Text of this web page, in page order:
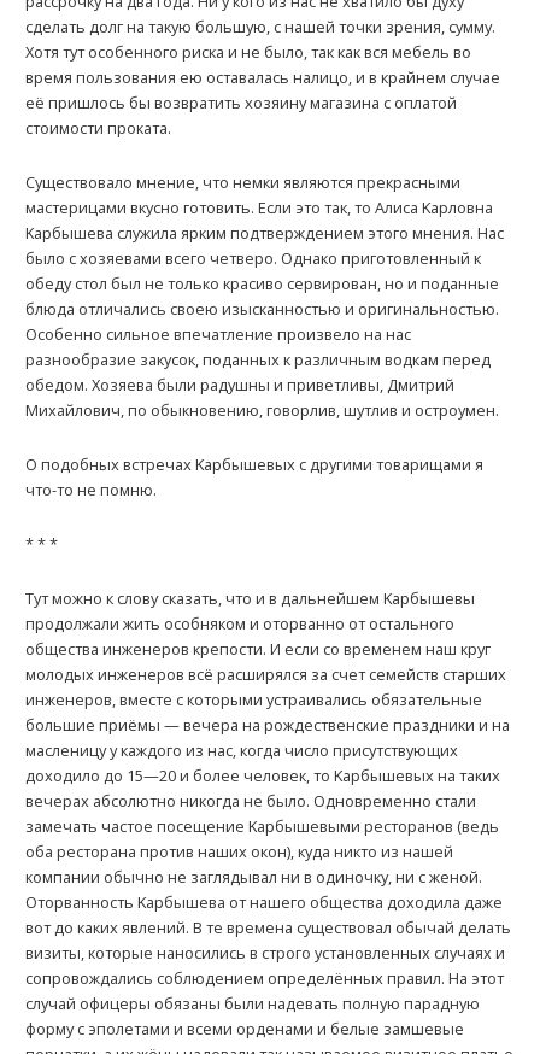
сделать долг на такую большую, с нашей точки зрения, сумму.
Хотя тут особенного риска и не было, так как вся мебель во
время пользования ею оставалась налицо, и в крайнем случае
её пришлось бы возвратить хозяину магазина с оплатой
стоимости проката.
Существовало мнение, что немки являются прекрасными
мастерицами вкусно готовить. Если это так, то Алиса Kарловна
Kарбышева служила ярким подтверждением этого мнения. Нас
было с хозяевами всего четверо. Однако приготовленный к
обеду стол был не только красиво сервирован, но и поданные
блюда отличались своею изысканностью и оригинальностью.
Особенно сильное впечатление произвело на нас
разнообразие закусок, поданных к различным водкам перед
обедом. Хозяева были радушны и приветливы, Дмитрий
Михайлович, по обыкновению, говорлив, шутлив и остроумен.
О подобных встречах Kарбышевых с другими товарищами я
что-то не помню.
* * *
Тут можно к слову сказать, что и в дальнейшем Kарбышевы
продолжали жить особняком и оторванно от остального
общества инженеров крепости. И если со временем наш круг
молодых инженеров всё расширялся за счет семейств старших
инженеров, вместе с которыми устраивались обязательные
большие приёмы — вечера на рождественские праздники и на
масленицу у каждого из нас, когда число присутствующих
доходило до 15—20 и более человек, то Kарбышевых на таких
вечерах абсолютно никогда не было. Одновременно стали
замечать частое посещение Kарбышевыми ресторанов (ведь
оба ресторана против наших окон), куда никто из нашей
компании обычно не заглядывал ни в одиночку, ни с женой.
Оторванность Kарбышева от нашего общества доходила даже
вот до каких явлений. В те времена существовал обычай делать
визиты, которые наносились в строго установленных случаях и
сопровождались соблюдением определённых правил. На этот
случай офицеры обязаны были надевать полную парадную
форму с эполетами и всеми орденами и белые замшевые